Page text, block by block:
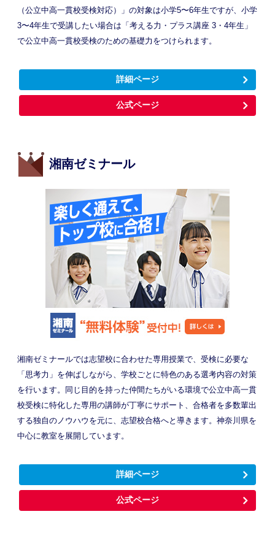
（公立中高一貫校受検対応）」の対象は小学5〜6年生ですが、小学
3〜4年生で受講したい場合は「考える力・プラス講座 3・4年生」
で公立中高一貫校受検のための基礎力をつけられます。
詳細ページ
公式ページ
湘南ゼミナール
湘南ゼミナールでは志望校に合わせた専用授業で、受検に必要な
「思考力」を伸ばしながら、学校ごとに特色のある選考内容の対策
を行います。同じ目的を持った仲間たちがいる環境で公立中高一貫
校受検に特化した専用の講師が丁寧にサポート、合格者を多数輩出
する独自のノウハウを元に、志望校合格へと導きます。神奈川県を
中心に教室を展開しています。
詳細ページ
公式ページ